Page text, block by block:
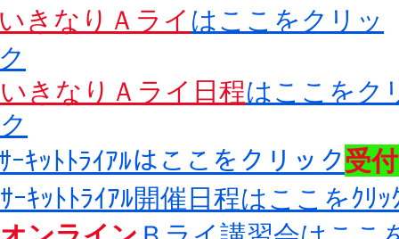
きなりＡライ はここをクリッ
いきなりＡライ日程はここをク
ク
ｰｷｯﾄﾄﾗｲｱﾙはここをクリック受
ｻｰｷｯﾄﾄﾗｲｱﾙ開催日程はここをｸﾘｯ